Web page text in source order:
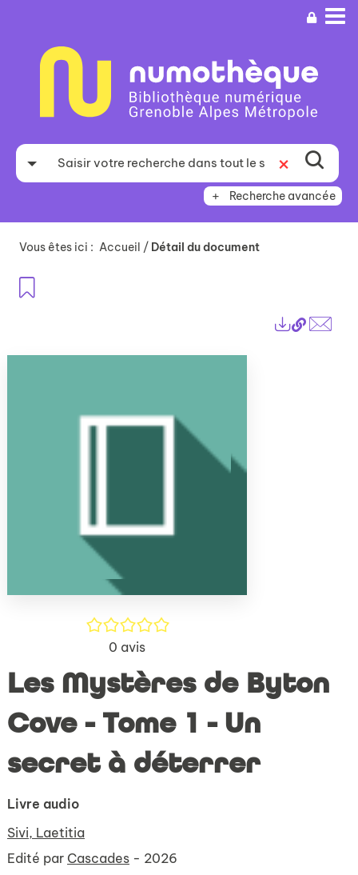
recherche
Recherche avancée
Vous êtes ici : Accueil / Détail du document
Lien
/5
0 avis
Les Mystères de Byton
Cove - Tome 1 - Un
secret à déterrer
Livre audio
Sivi, Laetitia
Edité par Cascades - 2026